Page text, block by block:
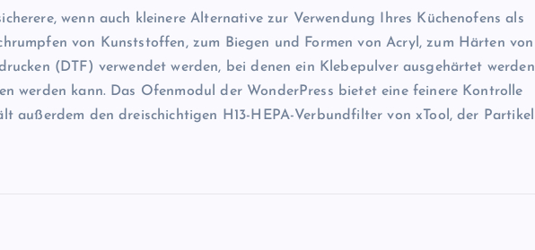
wenn auch kleinere Alternative zur Verwendung Ihres Küchenofens als
von Kunststoffen, zum Biegen und Formen von Acryl, zum Härten von
(DTF) verwendet werden, bei denen ein Klebepulver ausgehärtet werden
werden kann. Das Ofenmodul der WonderPress bietet eine feinere Kontrolle
außerdem den dreischichtigen H13-HEPA-Verbundfilter von xTool, der Partikel